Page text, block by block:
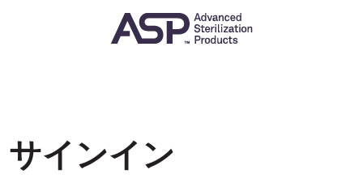
サインイン